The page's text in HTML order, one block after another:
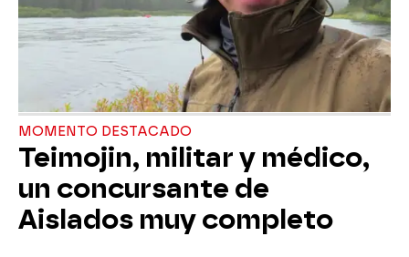
MOMENTO DESTACADO
Teimojin, militar y médico,
un concursante de
Aislados muy completo